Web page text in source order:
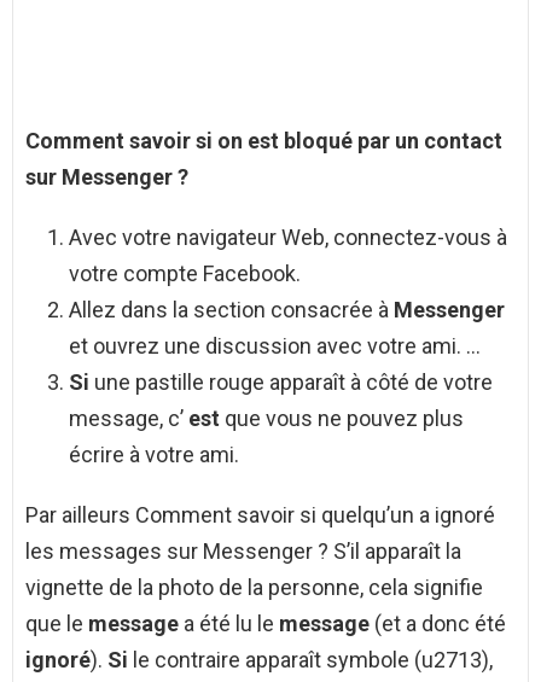
Comment savoir si on est bloqué par un contact
sur Messenger?
Avec votre navigateur Web, connectez-vous à
votre compte Facebook.
Allez dans la section consacrée à Messenger
et ouvrez une discussion avec votre ami. …
Si une pastille rouge apparaît à côté de votre
message, c’ est que vous ne pouvez plus
écrire à votre ami.
Par ailleurs Comment savoir si quelqu’un a ignoré
les messages sur Messenger ? S’il apparaît la
vignette de la photo de la personne, cela signifie
que le message a été lu le message (et a donc été
ignoré). Si le contraire apparaît symbole (u2713),